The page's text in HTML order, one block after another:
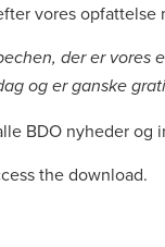
vores
der er vores
og er ganske
BDO nyheder og
the download.